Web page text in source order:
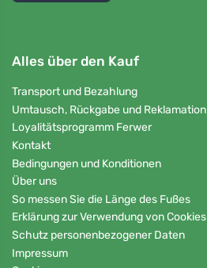
Alles über den Kauf
Transport und Bezahlung
Umtausch, Rückgabe und Reklamation
Loyalitätsprogramm Ferwer
Kontakt
Bedingungen und Konditionen
Über uns
So messen Sie die Länge des Fußes
Erklärung zur Verwendung von Cookies
Schutz personenbezogener Daten
Impressum